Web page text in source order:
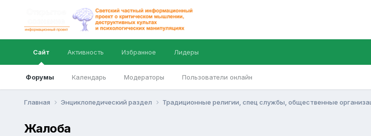
Сайт
Форумы Календарь Модераторы Пользователи онлайн
Активность Избранное Лидеры
Главная Энциклопедический раздел Традиционные религии, спец службы, общественные
Жалоба